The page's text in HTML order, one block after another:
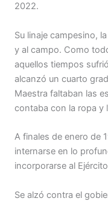
2022.
Su linaje campesino,
y al campo. Como
aquellos tiempos
alcanzó un cuarto
Maestra faltaban las
contaba con la ropa y
A finales de enero de
internarse en lo
incorporarse al
Se alzó contra el